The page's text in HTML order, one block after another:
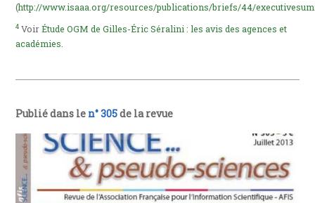
(http://www.isaaa.org/resources/publications/briefs/44/
4 VoirÉtude OGM de Gilles-Éric Séralini : les avis des agences et
académies
Publié dans le n° 305de la revue